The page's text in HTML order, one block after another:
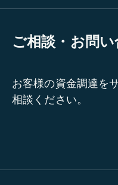
ご相談・お問
お客様の資金調達を
相談ください。